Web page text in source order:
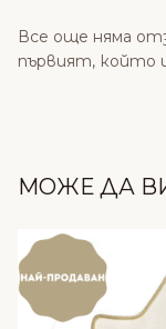
Все още няма
първият, който
МОЖЕ ДА